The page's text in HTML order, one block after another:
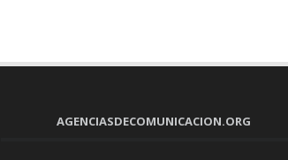
AGENCIASDECOMUNICACION.ORG